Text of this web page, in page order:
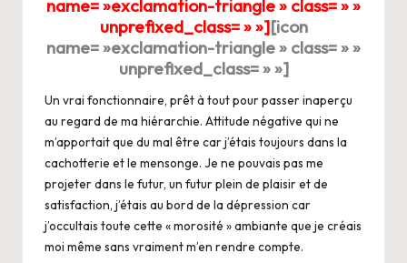
name= »exclamation-triangle » class= » »
unprefixed_class= » »][icon
name= »exclamation-triangle » class= » »
unprefixed_class= » »]
Un vrai fonctionnaire, prêt à tout pour passer inaperçu
au regard de ma hiérarchie. Attitude négative qui ne
m’apportait que du mal être car j’étais toujours dans la
cachotterie et le mensonge. Je ne pouvais pas me
projeter dans le futur, un futur plein de plaisir et de
satisfaction, j’étais au bord de la dépression car
j’occultais toute cette « morosité » ambiante que je créais
moi même sans vraiment m’en rendre compte.